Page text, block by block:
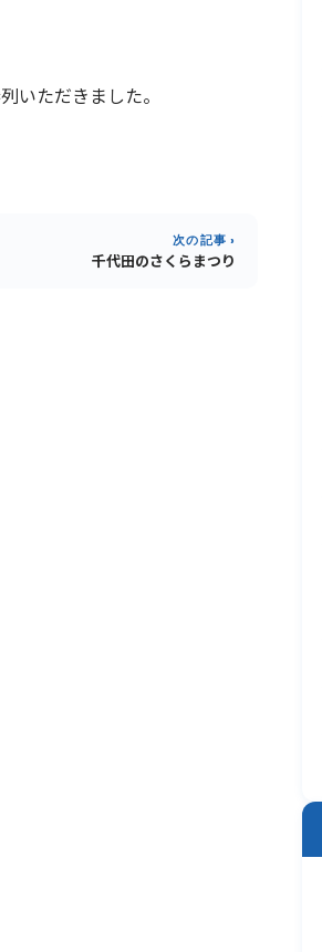
いただきました。
次の記事 ›
千代田のさくらまつり